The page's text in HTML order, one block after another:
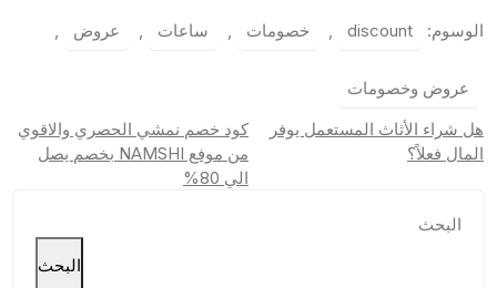
الوسوم: discount
, خصومات , ساعات , عروض ,
عروض وخصومات
تصفّح
المقالات
كود خصم نمشي الحصري والاقوي
من موفع NAMSHI بخصم يصل
الي 80%
هل شراء الأثاث المستعمل يوفر
المال فعلاً؟
البحث
البحث